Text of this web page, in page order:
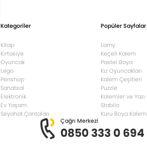
Kategoriler
Kitap
Kırtasiye
Oyuncak
Lego
Penshop
Sanatsal
Elektronik
Ev Yaşam
Seyahat Çantaları
Popüler Sayfalar
Lamy
Keçeli Kalem
Pastel Boya
Kız Oyuncakları
Kalem Çeşitleri
Puzzle
Kalemler ve
Stabilo
Kuru Boya
Çağrı Merkezi
0850 333 0 694